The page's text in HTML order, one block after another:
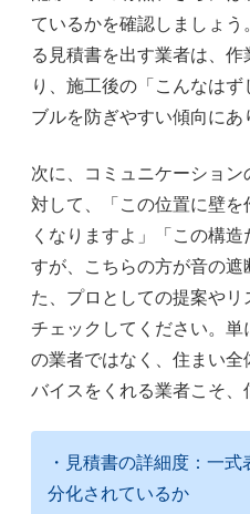
ているかを確認しましょ
る見積書を出す業者は、
り、施工後の「こんなは
ブルを防ぎやすい傾向にあ
次に、コミュニケーショ
対して、「この位置に壁
くなりますよ」「この構
すが、こちらの方が音の
た、プロとしての提案や
チェックしてください。
の業者ではなく、住まい
バイスをくれる業者こそ、
・見積書の詳細度：一
分化されているか